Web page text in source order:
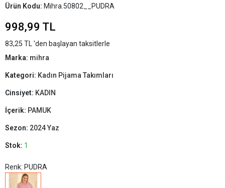
Ürün Kodu: Mihra.50802__PUDRA
998,99 TL
83,25 TL 'den başlayan taksitlerle
Marka: mihra
Kategori: Kadın Pijama Takımları
Cinsiyet: KADIN
İçerik: PAMUK
Sezon: 2024 Yaz
Stok: 1
Renk: PUDRA